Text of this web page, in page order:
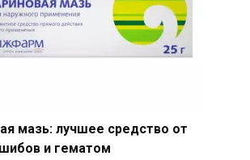
мазь: лучшее средство от
и гематом